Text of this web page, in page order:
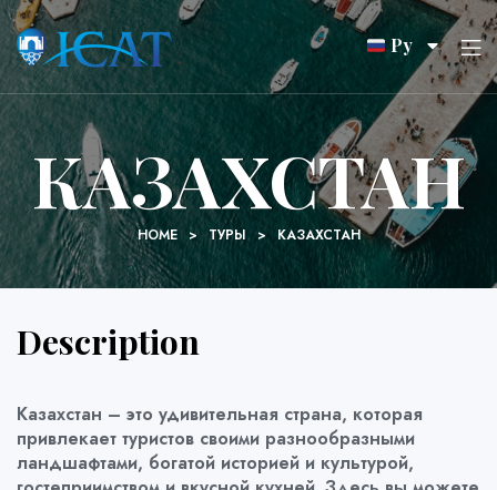
Ру
КАЗАХСТАН
HOME > ТУРЫ > КАЗАХСТАН
Description
Казахстан – это удивительная страна, которая
привлекает туристов своими разнообразными
ландшафтами, богатой историей и культурой,